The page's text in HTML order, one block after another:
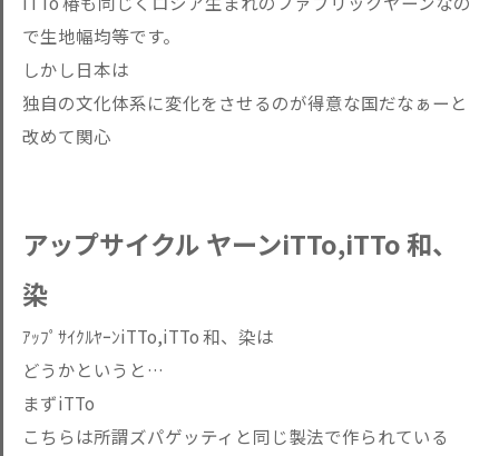
で生地幅均等です。
しかし日本は
独自の文化体系に変化をさせるのが得意な国だなぁーと
改めて関心
アップサイクル ヤーンiTTo,iTTo 和、
染
ｱｯﾌﾟｻｲｸﾙﾔｰﾝiTTo,iTTo 和、染は
どうかというと…
まずiTTo
こちらは所謂ズパゲッティと同じ製法で作られている